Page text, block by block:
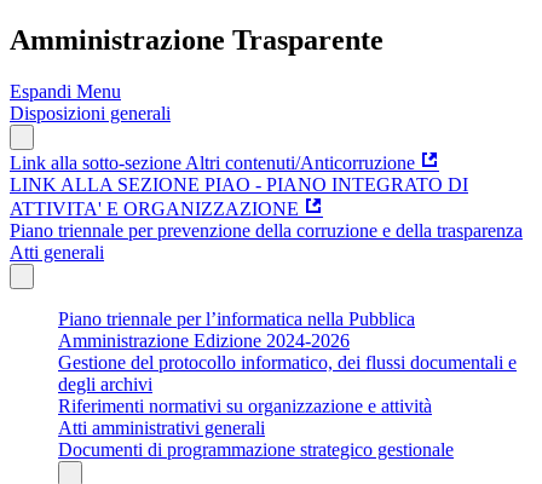
Amministrazione Trasparente
Espandi Menu
Disposizioni generali
Link alla sotto-sezione Altri contenuti/Anticorruzione
LINK ALLA SEZIONE PIAO - PIANO INTEGRATO DI
ATTIVITA' E ORGANIZZAZIONE
Piano triennale per prevenzione della corruzione e della trasparenza
Atti generali
Piano triennale per l’informatica nella Pubblica
Amministrazione Edizione 2024-2026
Gestione del protocollo informatico, dei flussi documentali e
degli archivi
Riferimenti normativi su organizzazione e attività
Atti amministrativi generali
Documenti di programmazione strategico gestionale